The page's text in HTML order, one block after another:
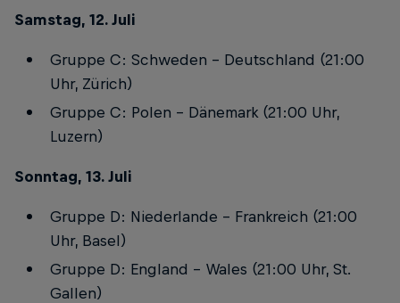
Samstag, 12. Juli
Gruppe C: Schweden – Deutschland (21:00
Uhr, Zürich)
Gruppe C: Polen – Dänemark (21:00 Uhr,
Luzern)
Sonntag, 13. Juli
Gruppe D: Niederlande – Frankreich (21:00
Uhr, Basel)
Gruppe D: England – Wales (21:00 Uhr, St.
Gallen)